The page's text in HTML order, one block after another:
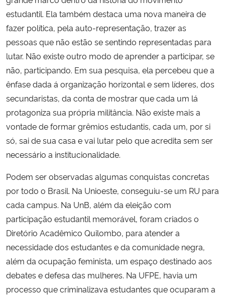
estudantil. Ela também destaca uma nova maneira de
fazer política, pela auto-representação, trazer as
pessoas que não estão se sentindo representadas para
lutar. Não existe outro modo de aprender a participar, se
não, participando. Em sua pesquisa, ela percebeu que a
ênfase dada á organização horizontal e sem líderes, dos
secundaristas, da conta de mostrar que cada um lá
protagoniza sua própria militância. Não existe mais a
vontade de formar grêmios estudantis, cada um, por si
só, sai de sua casa e vai lutar pelo que acredita sem ser
necessário a institucionalidade.
Podem ser observadas algumas conquistas concretas
por todo o Brasil. Na Unioeste, conseguiu-se um RU para
cada campus. Na UnB, além da eleição com
participação estudantil memorável, foram criados o
Diretório Acadêmico Quilombo, para atender a
necessidade dos estudantes e da comunidade negra,
além da ocupação feminista, um espaço destinado aos
debates e defesa das mulheres. Na UFPE, havia um
processo que criminalizava estudantes que ocuparam a